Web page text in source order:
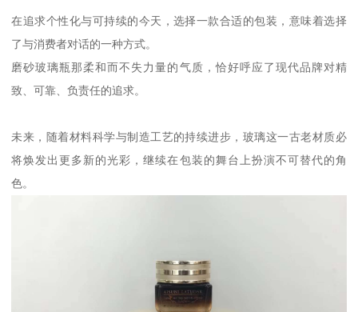
在追求个性化与可持续的今天，选择一款合适的包装，意味着选择
了与消费者对话的一种方式。
磨砂玻璃瓶那柔和而不失力量的气质，恰好呼应了现代品牌对精
致、可靠、负责任的追求。
未来，随着材料科学与制造工艺的持续进步，玻璃这一古老材质必
将焕发出更多新的光彩，继续在包装的舞台上扮演不可替代的角
色。